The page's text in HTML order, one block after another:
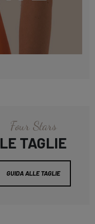
Four Stars
LE TAGLIE
GUIDA ALLE TAGLIE